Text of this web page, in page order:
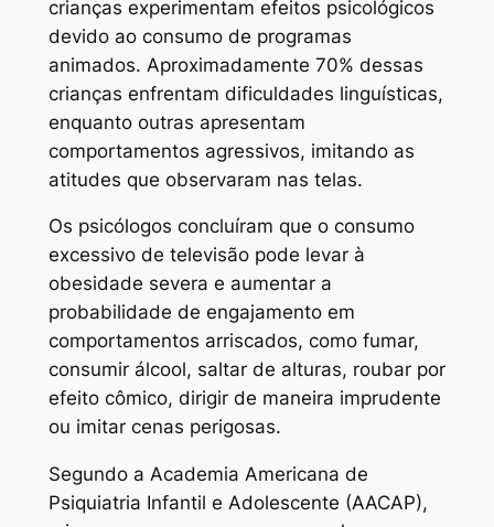
crianças experimentam efeitos psicológicos
devido ao consumo de programas
animados. Aproximadamente 70% dessas
crianças enfrentam dificuldades linguísticas,
enquanto outras apresentam
comportamentos agressivos, imitando as
atitudes que observaram nas telas.
Os psicólogos concluíram que o consumo
excessivo de televisão pode levar à
obesidade severa e aumentar a
probabilidade de engajamento em
comportamentos arriscados, como fumar,
consumir álcool, saltar de alturas, roubar por
efeito cômico, dirigir de maneira imprudente
ou imitar cenas perigosas.
Segundo a Academia Americana de
Psiquiatria Infantil e Adolescente (AACAP),